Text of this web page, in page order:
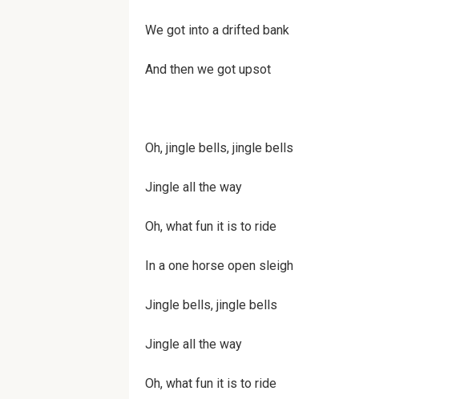
We got into a drift­ed bank
And then we got upsot
Oh, jin­gle bells, jin­gle bells
Jin­gle all the way
Oh, what fun it is to ride
In a one horse open sleigh
Jin­gle bells, jin­gle bells
Jin­gle all the way
Oh, what fun it is to ride